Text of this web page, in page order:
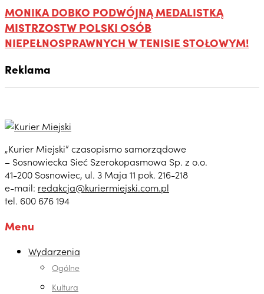
MONIKA DOBKO PODWÓJNĄ MEDALISTKĄ
MISTRZOSTW POLSKI OSÓB
NIEPEŁNOSPRAWNYCH W TENISIE STOŁOWYM!
Reklama
„Kurier Miejski” czasopismo samorządowe
– Sosnowiecka Sieć Szerokopasmowa Sp. z o.o.
41-200 Sosnowiec, ul. 3 Maja 11 pok. 216-218
e-mail: redakcja@kuriermiejski.com.pl
tel. 600 676 194
Menu
Wydarzenia
Ogólne
Kultura